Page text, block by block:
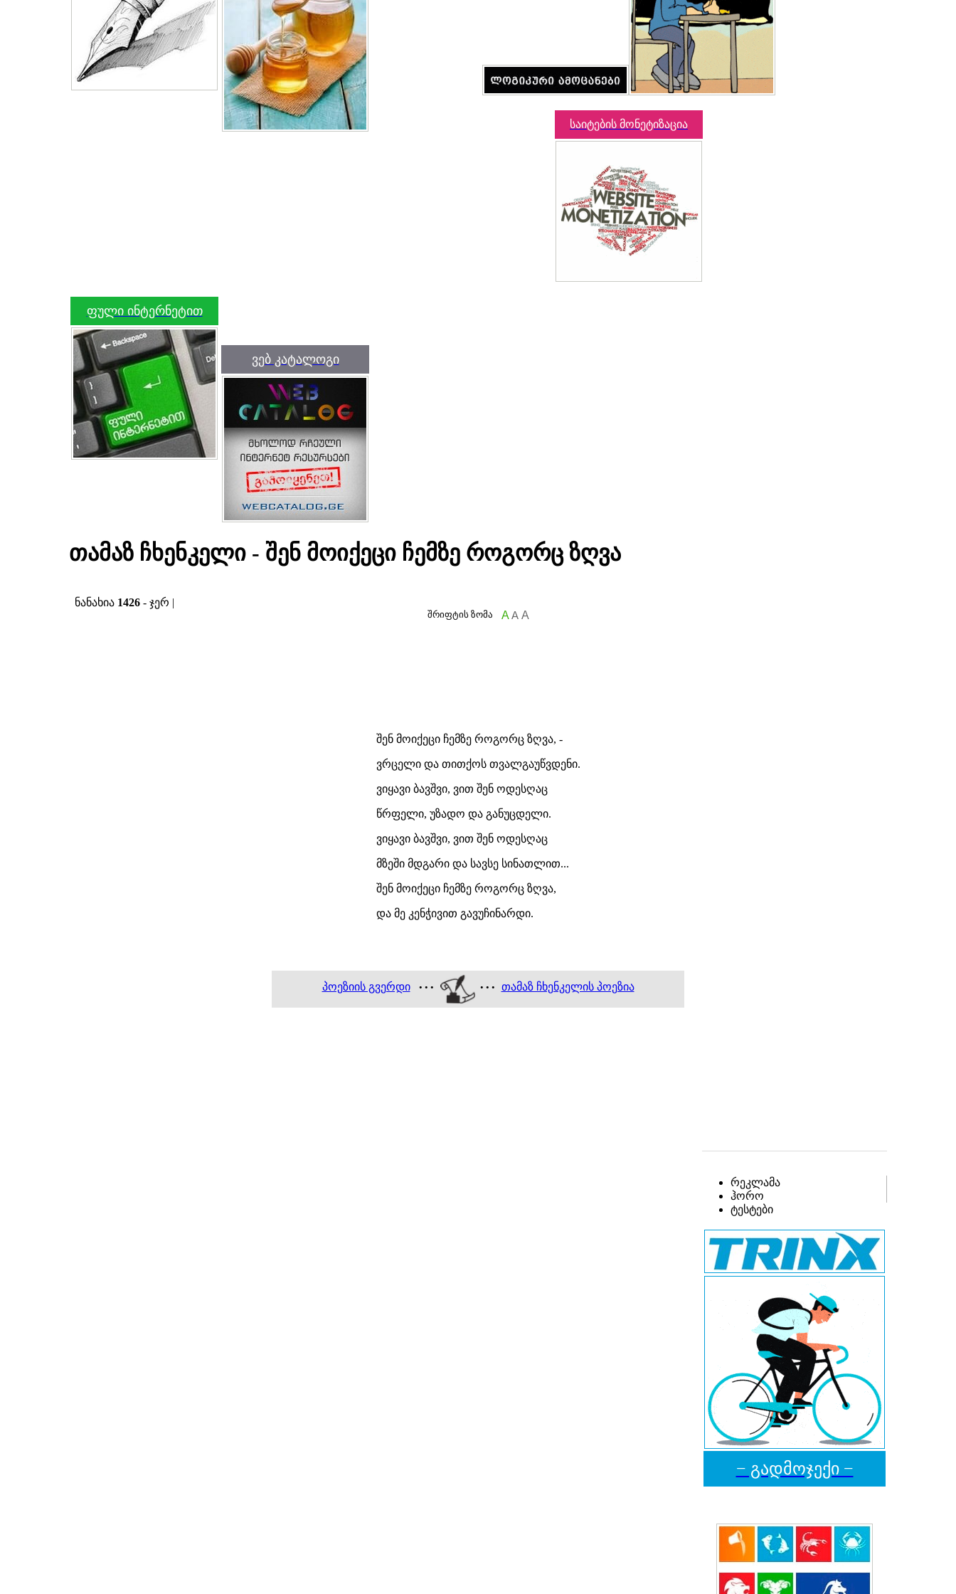
საიტების მონეტიზაცია
ფული ინტერნეტით
ვებ კატალოგი
თამაზ ჩხენკელი - შენ მოიქეცი ჩემზე როგორც ზღვა
ნანახია 1426 - ჯერ |
შრიფტის ზომა A A A
შენ მოიქეცი ჩემზე როგორც ზღვა, -
ვრცელი და თითქოს თვალგაუწვდენი.
ვიყავი ბავშვი, ვით შენ ოდესღაც
წრფელი, უზადო და განუცდელი.
ვიყავი ბავშვი, ვით შენ ოდესღაც
მზეში მდგარი და სავსე სინათლით...
შენ მოიქეცი ჩემზე როგორც ზღვა,
და მე კენჭივით გავუჩინარდი.
პოეზიის გვერდი • • • • • • თამაზ ჩხენკელის პოეზია
რეკლამა
ჰორო
ტესტები
− გადმოჯექი −